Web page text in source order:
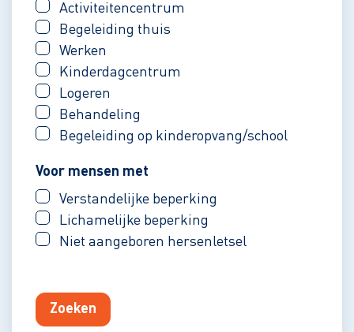
Activiteitencentrum
Begeleiding thuis
Werken
Kinderdagcentrum
Logeren
Behandeling
Begeleiding op kinderopvang/school
Voor mensen met
Verstandelijke beperking
Lichamelijke beperking
Niet aangeboren hersenletsel
Zoeken